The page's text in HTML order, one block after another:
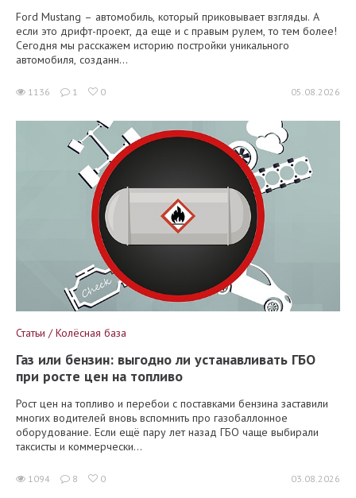
Ford Mustang – автомобиль, который приковывает взгляды. А
если это дрифт-проект, да еще и с правым рулем, то тем более!
Сегодня мы расскажем историю постройки уникального
автомобиля, созданн...
1136 1 0 05.08.2026
Статьи / Колёсная база
Газ или бензин: выгодно ли устанавливать ГБО
при росте цен на топливо
Рост цен на топливо и перебои с поставками бензина заставили
многих водителей вновь вспомнить про газобаллонное
оборудование. Если ещё пару лет назад ГБО чаще выбирали
таксисты и коммерчески...
1094 8 0 03.08.2026